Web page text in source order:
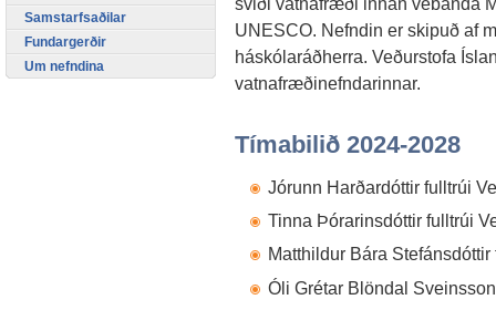
UNESCO. Nefndin er skipuð af
háskólaráðherra. Veðurstofa
vatnafræðinefndarinnar.
Tímabilið 2024-2028
Jórunn Harðardóttir fulltrúi
Tinna Þórarinsdóttir fulltrúi
Matthildur Bára
Óli Grétar Blöndal
Samstarfsaðilar
Fundargerðir
Um nefndina